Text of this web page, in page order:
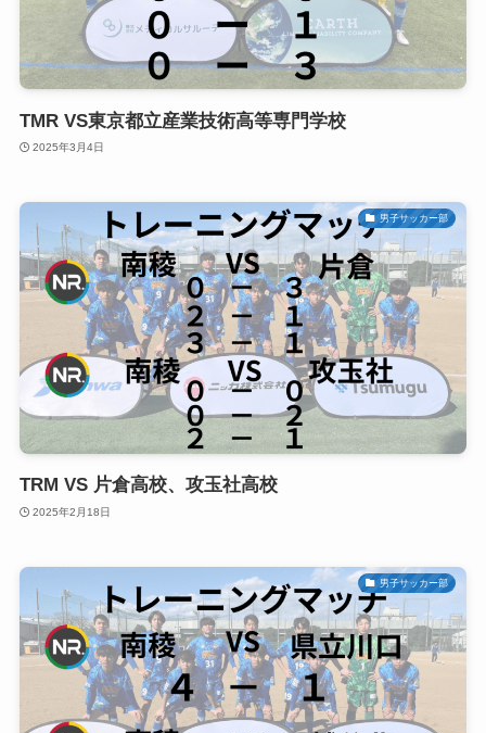
TMR VS東京都立産業技術高等専門学校
2025年3月4日
男子サッカー部
TRM VS 片倉高校、攻玉社高校
2025年2月18日
男子サッカー部